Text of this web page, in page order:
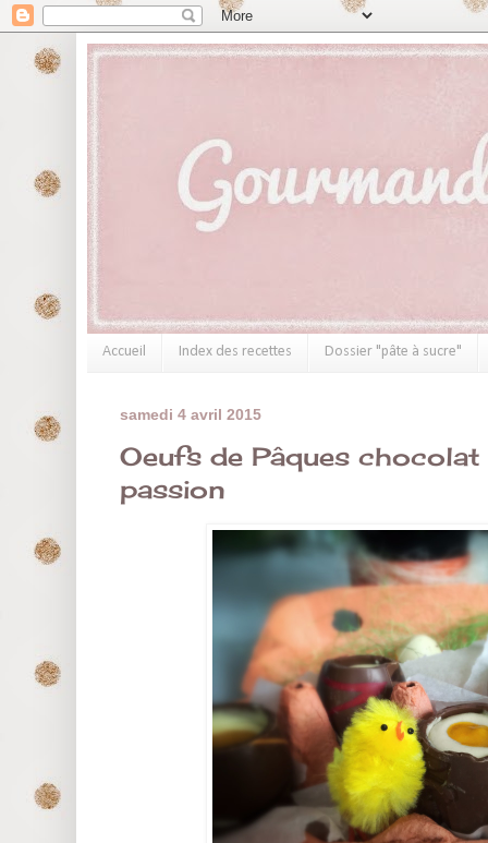
Accueil Index des recettes Dossier "pâte à sucre"
samedi 4 avril 2015
Oeufs de Pâques
passion